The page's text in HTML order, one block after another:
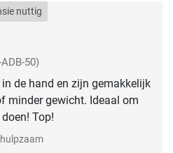
nuttig
50)
de hand en zijn gemakkelijk
minder gewicht. Ideaal om
Top!